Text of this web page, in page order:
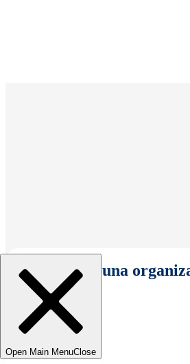
Seleccionar una
Open Main MenuClose